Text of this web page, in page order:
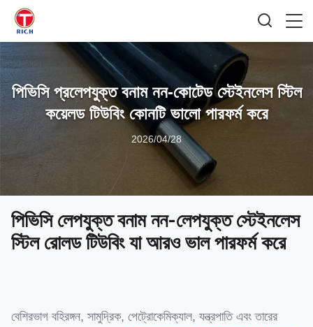
পিভিসি প্রলেপযুক্ত বনাম নন-কোটেড স্টেইনলেস স্টিল
কয়েলড টিউবিং কোনটি ভালো পারফর্ম করে
2026/04/28
পিভিসি লেপযুক্ত বনাম নন-লেপযুক্ত স্টেইনলেস
স্টিল রোলড টিউবিং যা আরও ভাল পারফর্ম করে
বেশিরভাগ বহিরঙ্গন, সামুদ্রিক, পেট্রোকেমিক্যাল, যন্ত্রপাতি এবং তারের